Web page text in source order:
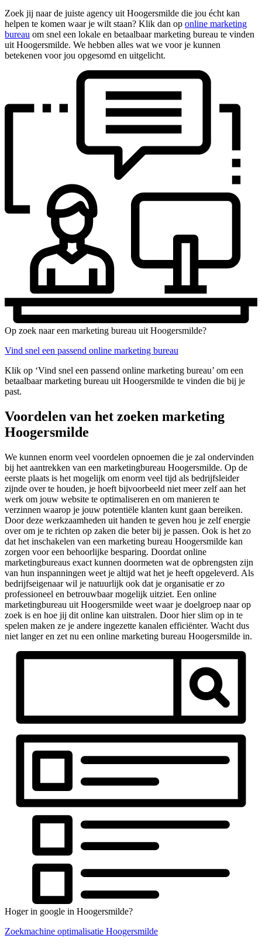
Zoek jij naar de juiste agency uit Hoogersmilde die jou écht kan
helpen te komen waar je wilt staan? Klik dan op online marketing
bureau om snel een lokale en betaalbaar marketing bureau te vinden
uit Hoogersmilde. We hebben alles wat we voor je kunnen
betekenen voor jou opgesomd en uitgelicht.
Op zoek naar een marketing bureau uit Hoogersmilde?
Vind snel een passend online marketing bureau
Klik op ‘Vind snel een passend online marketing bureau’ om een
betaalbaar marketing bureau uit Hoogersmilde te vinden die bij je
past.
Voordelen van het zoeken marketing
Hoogersmilde
We kunnen enorm veel voordelen opnoemen die je zal ondervinden
bij het aantrekken van een marketingbureau Hoogersmilde. Op de
eerste plaats is het mogelijk om enorm veel tijd als bedrijfsleider
zijnde over te houden, je hoeft bijvoorbeeld niet meer zelf aan het
werk om jouw website te optimaliseren en om manieren te
verzinnen waarop je jouw potentiële klanten kunt gaan bereiken.
Door deze werkzaamheden uit handen te geven hou je zelf energie
over om je te richten op zaken die beter bij je passen. Ook is het zo
dat het inschakelen van een marketing bureau Hoogersmilde kan
zorgen voor een behoorlijke besparing. Doordat online
marketingbureaus exact kunnen doormeten wat de opbrengsten zijn
van hun inspanningen weet je altijd wat het je heeft opgeleverd. Als
bedrijfseigenaar wil je natuurlijk ook dat je organisatie er zo
professioneel en betrouwbaar mogelijk uitziet. Een online
marketingbureau uit Hoogersmilde weet waar je doelgroep naar op
zoek is en hoe jij dit online kan uitstralen. Door hier slim op in te
spelen maken ze je andere ingezette kanalen efficiënter. Wacht dus
niet langer en zet nu een online marketing bureau Hoogersmilde in.
Hoger in google in Hoogersmilde?
Zoekmachine optimalisatie Hoogersmilde